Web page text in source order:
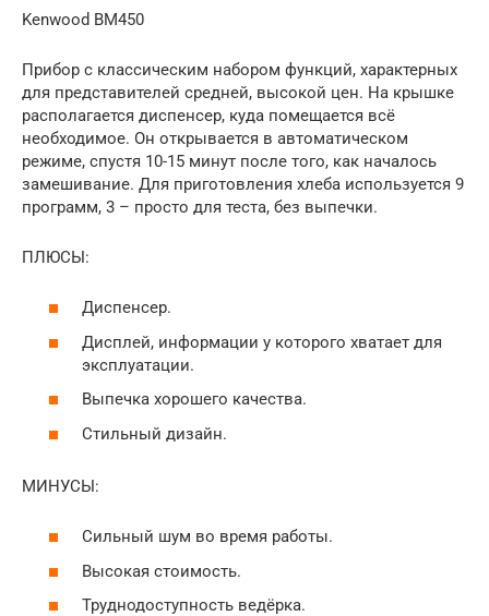
Kenwood BM450
Прибор с классическим набором функций, характерных
для представителей средней, высокой цен. На крышке
располагается диспенсер, куда помещается всё
необходимое. Он открывается в автоматическом
режиме, спустя 10-15 минут после того, как началось
замешивание. Для приготовления хлеба используется 9
программ, 3 – просто для теста, без выпечки.
ПЛЮСЫ:
Диспенсер.
Дисплей, информации у которого хватает для
эксплуатации.
Выпечка хорошего качества.
Стильный дизайн.
МИНУСЫ:
Сильный шум во время работы.
Высокая стоимость.
Труднодоступность ведёрка.